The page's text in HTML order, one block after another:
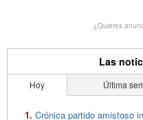
¿Quieres
Las
Hoy Última
Crónica partido amistoso